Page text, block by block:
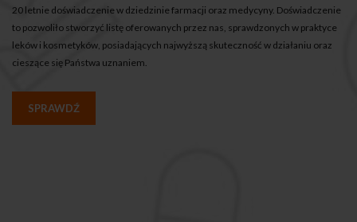
20 letnie doświadczenie w dziedzinie farmacji oraz medycyny. Doświadczenie
to pozwoliło stworzyć listę oferowanych przez nas, sprawdzonych w praktyce
leków i kosmetyków, posiadających najwyższą skuteczność w działaniu oraz
cieszące się Państwa uznaniem.
SPRAWDŹ